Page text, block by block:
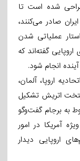
طراحی شده است تا
صادر می‌کنند،
عملیاتی شدن
گفته‌اند که
انجام شود.
اروپا، آلمان،
اتریش تشکیل
به برجام گفت‌وگو
آمریکا در امور
اروپایی دیدار